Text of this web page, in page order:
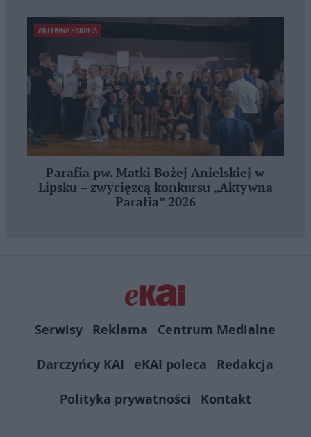
AKTYWNA PARAFIA
Parafia pw. Matki Bożej Anielskiej w
Lipsku – zwycięzcą konkursu „Aktywna
Parafia” 2026
Serwisy Reklama
Centrum Medialne
Darczyńcy KAI
eKAI poleca
Redakcja
Polityka prywatności
Kontakt